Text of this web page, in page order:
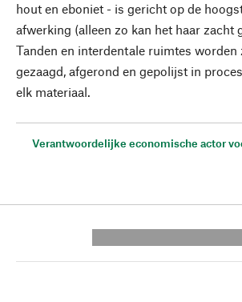
hout en eboniet - is gericht op de
afwerking (alleen zo kan het haar zacht
Tanden en interdentale ruimtes worden
gezaagd, afgerond en gepolijst in
elk materiaal.
Verantwoordelijke economische actor